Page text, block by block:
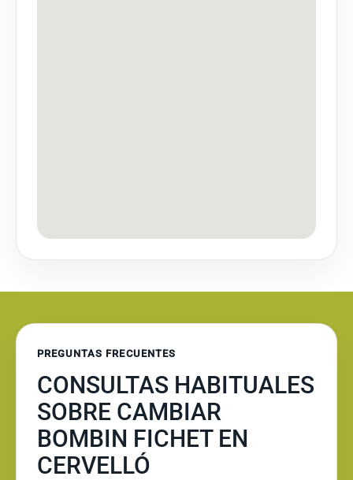
PREGUNTAS FRECUENTES
CONSULTAS HABITUALES
SOBRE CAMBIAR
BOMBIN FICHET EN
CERVELLÓ